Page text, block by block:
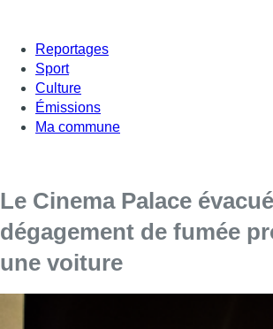
Reportages
Sport
Culture
Émissions
Ma commune
Le Cinema Palace
dégagement de fumée
une voiture